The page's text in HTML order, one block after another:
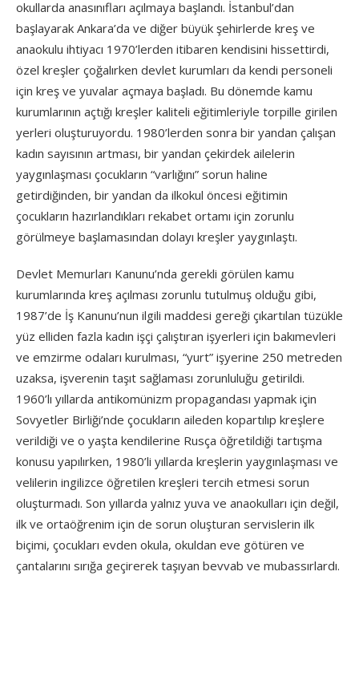
okullarda anasınıfları açılmaya başlandı. İstanbul’dan
başlayarak Ankara’da ve diğer büyük şehirlerde kreş ve
anaokulu ihtiyacı 1970’lerden itibaren kendisini hissettirdi,
özel kreşler çoğalırken devlet kurumları da kendi personeli
için kreş ve yuvalar açmaya başladı. Bu dönemde kamu
kurumlarının açtığı kreşler kaliteli eğitimleriyle torpille girilen
yerleri oluşturuyordu. 1980’lerden sonra bir yandan çalışan
kadın sayısının artması, bir yandan çekirdek ailelerin
yaygınlaşması çocukların “varlığını” sorun haline
getirdiğinden, bir yandan da ilkokul öncesi eğitimin
çocukların hazırlandıkları rekabet ortamı için zorunlu
görülmeye başlamasından dolayı kreşler yaygınlaştı.
Devlet Memurları Kanunu’nda gerekli görülen kamu
kurumlarında kreş açılması zorunlu tutulmuş olduğu gibi,
1987’de İş Kanunu’nun ilgili maddesi gereği çıkartılan tüzükle
yüz elliden fazla kadın işçi çalıştıran işyerleri için bakımevleri
ve emzirme odaları kurulması, “yurt” işyerine 250 metreden
uzaksa, işverenin taşıt sağlaması zorunluluğu getirildi.
1960’lı yıllarda antikomünizm propagandası yapmak için
Sovyetler Birliği’nde çocukların aileden kopartılıp kreşlere
verildiği ve o yaşta kendilerine Rusça öğretildiği tartışma
konusu yapılırken, 1980’li yıllarda kreşlerin yaygınlaşması ve
velilerin ingilizce öğretilen kreşleri tercih etmesi sorun
oluşturmadı. Son yıllarda yalnız yuva ve anaokulları için değil,
ilk ve ortaöğrenim için de sorun oluşturan servislerin ilk
biçimi, çocukları evden okula, okuldan eve götüren ve
çantalarını sırığa geçirerek taşıyan bevvab ve mubassırlardı.